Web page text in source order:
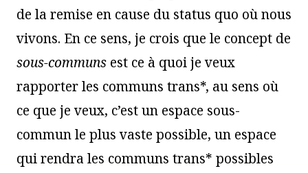
de la remise en cause du status quo où nous
vivons. En ce sens, je crois que le concept de
sous-communs est ce à quoi je veux
rapporter les communs trans*, au sens où
ce que je veux, c’est un espace sous-
commun le plus vaste possible, un espace
qui rendra les communs trans* possibles